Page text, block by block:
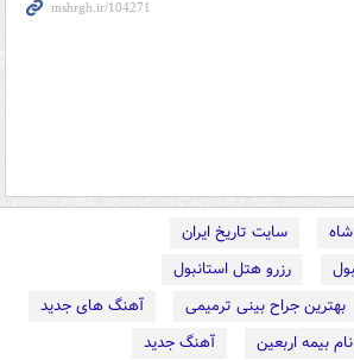
سایت تاریخ ایران
رزرو هتل استانبول
بهترین جراح بینی ترمیمی
آهنگ های جدید
بیمه اربعین
آهنگ جدید